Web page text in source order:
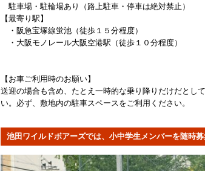
駐車場・駐輪場あり（路上駐車・停車は絶対禁止）
【最寄り駅】
・阪急宝塚線蛍池（徒歩１５分程度）
・大阪モノレール大阪空港駅（徒歩１０分程度）
【お車ご利用時のお願い】
送迎の場合も含め、たとえ一時的な乗り降りだけだとし
い。必ず、敷地内の駐車スペースをご利用ください。
池田ワイルドボアーズでは、小中学生メンバーを随時